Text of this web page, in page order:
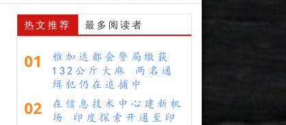
热文推荐 最多阅读者
01
雅加达都会警局缴获
132公斤大麻 两名通
缉犯仍在追捕中
02
在信息技术中心建新机
场 印度探索开通至印